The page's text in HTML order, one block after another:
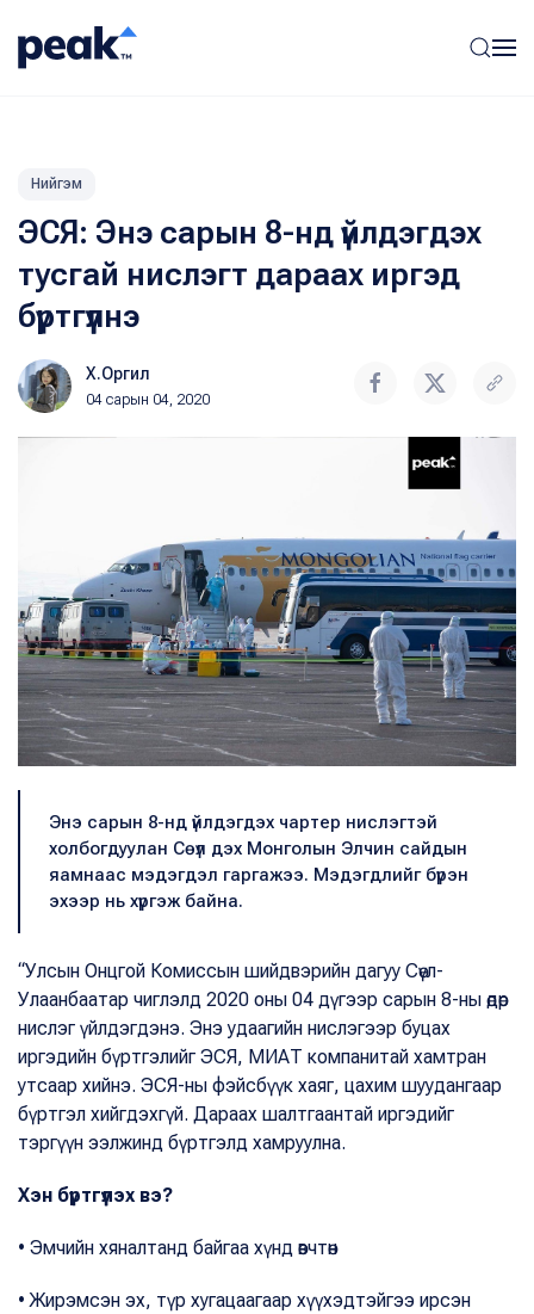
Нийгэм
ЭСЯ: Энэ сарын 8-нд үйлдэгдэх
тусгай нислэгт дараах иргэд
бүртгүүлнэ
Х.Оргил
04 сарын 04, 2020
Энэ сарын 8-нд үйлдэгдэх чартер нислэгтэй
холбогдуулан Сөүл дэх Монголын Элчин сайдын
яамнаас мэдэгдэл гаргажээ. Мэдэгдлийг бүрэн
эхээр нь хүргэж байна.
“Улсын Онцгой Комиссын шийдвэрийн дагуу Сөүл-
Улаанбаатар чиглэлд 2020 оны 04 дүгээр сарын 8-ны өдөр
нислэг үйлдэгдэнэ. Энэ удаагийн нислэгээр буцах
иргэдийн бүртгэлийг ЭСЯ, МИАТ компанитай хамтран
утсаар хийнэ. ЭСЯ-ны фэйсбүүк хаяг, цахим шуудангаар
бүртгэл хийгдэхгүй. Дараах шалтгаантай иргэдийг
тэргүүн ээлжинд бүртгэлд хамруулна.
Хэн бүртгүүлэх вэ?
• Эмчийн хяналтанд байгаа хүнд өвчтөн
• Жирэмсэн эх, түр хугацаагаар хүүхэдтэйгээ ирсэн